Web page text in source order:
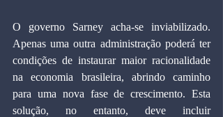
O governo Sarney acha-se inviabilizado.
Apenas uma outra administração poderá ter
condições de instaurar maior racionalidade
na economia brasileira, abrindo caminho
para uma nova fase de crescimento. Esta
solução, no entanto, deve incluir